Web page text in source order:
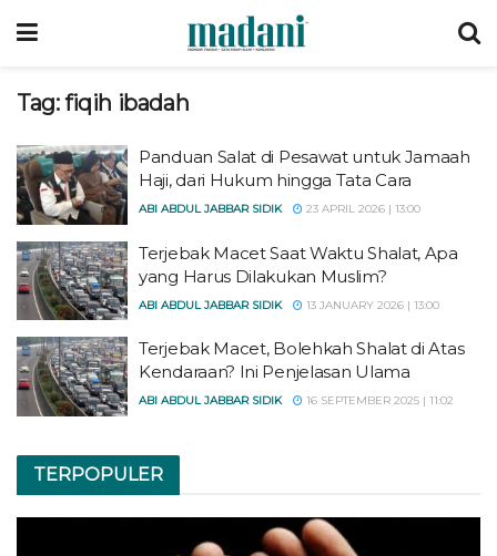
Tag:fiqih ibadah
Panduan Salat di Pesawat untuk Jamaah
Haji, dari Hukum hingga Tata Cara
ABI ABDUL JABBAR SIDIK 23 APRIL 2026 | 13:00
Terjebak Macet Saat Waktu Shalat, Apa
yang Harus Dilakukan Muslim?
ABI ABDUL JABBAR SIDIK 13 JANUARY 2026 | 13:00
Terjebak Macet, Bolehkah Shalat di Atas
Kendaraan? Ini Penjelasan Ulama
ABI ABDUL JABBAR SIDIK 16 SEPTEMBER 2025 | 11:02
TERPOPULER